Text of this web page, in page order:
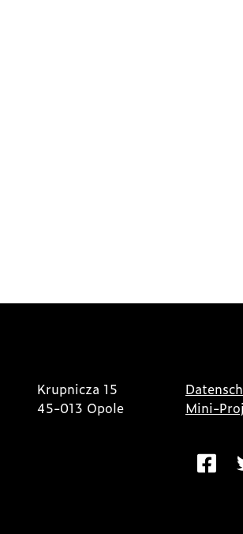
Krupnicza 15
45-013 Opole
Mini-